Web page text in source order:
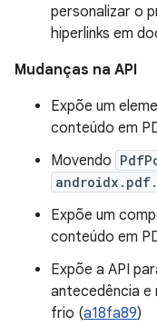
personalizar o
hiperlinks em
Mudanças na API
Expõe um
conteúdo em
Movendo
Expõe um
conteúdo em
Expõe a API
antecedência e
frio (a18fa89)